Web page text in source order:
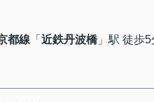
都線 「 近鉄丹波橋」駅 徒歩5